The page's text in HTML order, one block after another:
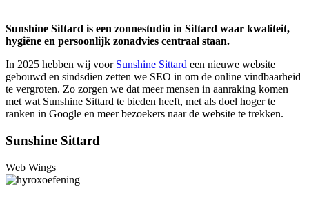
Sunshine Sittard is een zonnestudio in Sittard waar kwaliteit,
hygiëne en persoonlijk zonadvies centraal staan.
In 2025 hebben wij voor Sunshine Sittard een nieuwe website
gebouwd en sindsdien zetten we SEO in om de online vindbaarheid
te vergroten. Zo zorgen we dat meer mensen in aanraking komen
met wat Sunshine Sittard te bieden heeft, met als doel hoger te
ranken in Google en meer bezoekers naar de website te trekken.
Sunshine Sittard
Web Wings